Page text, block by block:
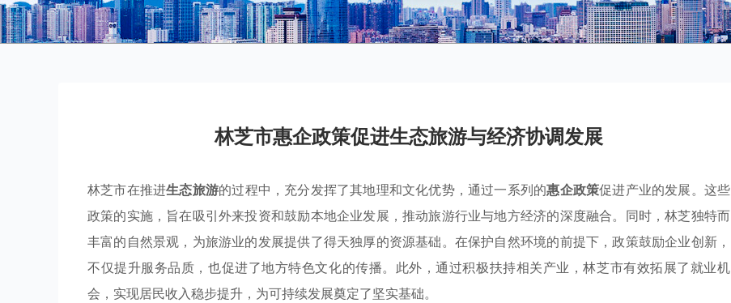
林芝市惠企政策促进生态旅游与经济协调发展
林芝市在推进生态旅游的过程中，充分发挥了其地理和文化优势，通过一系列的惠企政策促进产业的发展。这些
政策的实施，旨在吸引外来投资和鼓励本地企业发展，推动旅游行业与地方经济的深度融合。同时，林芝独特而
丰富的自然景观，为旅游业的发展提供了得天独厚的资源基础。在保护自然环境的前提下，政策鼓励企业创新，
不仅提升服务品质，也促进了地方特色文化的传播。此外，通过积极扶持相关产业，林芝市有效拓展了就业机
会，实现居民收入稳步提升，为可持续发展奠定了坚实基础。